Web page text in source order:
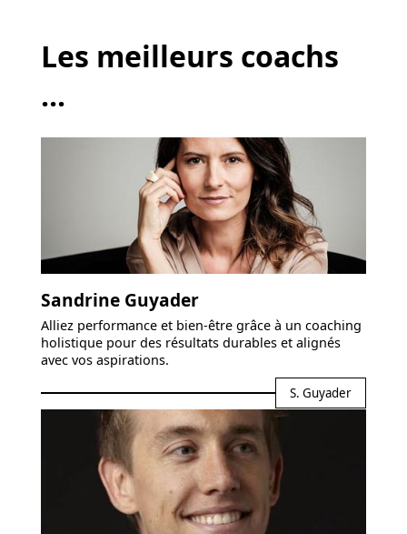
Les meilleurs coachs
...
Sandrine Guyader
Alliez performance et bien-être grâce à un coaching
holistique pour des résultats durables et alignés
avec vos aspirations.
S. Guyader